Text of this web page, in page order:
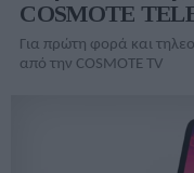
COSMOTE
Για πρώτη φορά και
από την COSMOTE TV